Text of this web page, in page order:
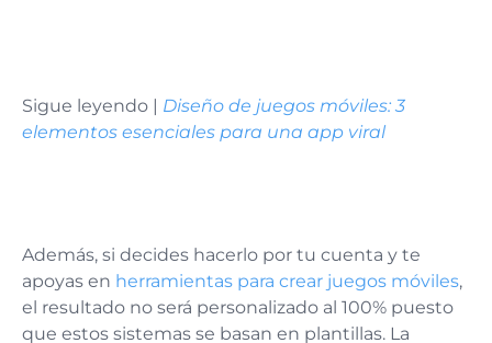
Sigue leyendo | Diseño de juegos móviles: 3
elementos esenciales para una app viral
Además, si decides hacerlo por tu cuenta y te
apoyas en herramientas para crear juegos móviles,
el resultado no será personalizado al 100% puesto
que estos sistemas se basan en plantillas. La